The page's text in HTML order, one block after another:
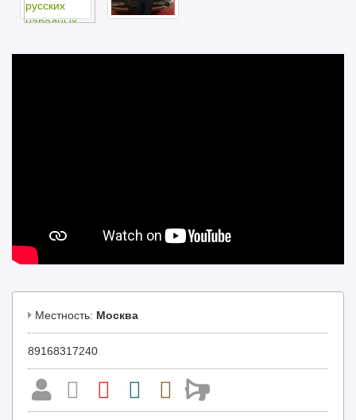
Местность: Москва
89168317240